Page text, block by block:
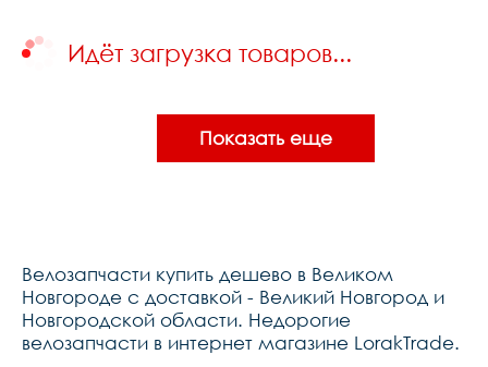
Идёт загрузка товаров...
Показать еще
Велозапчасти купить дешево в Великом
Новгороде с доставкой - Великий Новгород и
Новгородской области. Недорогие
велозапчасти в интернет магазине LorakTrade.